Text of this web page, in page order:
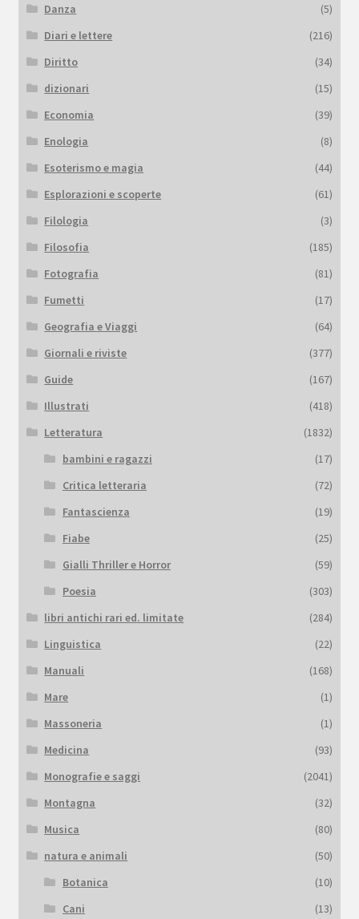
Danza
(5)
Diari e lettere
(216)
Diritto
(34)
dizionari
(15)
Economia
(39)
Enologia
(8)
Esoterismo e magia
(44)
Esplorazioni e scoperte
(61)
Filologia
(3)
Filosofia
(185)
Fotografia
(81)
Fumetti
(17)
Geografia e Viaggi
(64)
Giornali e riviste
(377)
Guide
(167)
Illustrati
(418)
Letteratura
(1832)
bambini e ragazzi
(17)
Critica letteraria
(72)
Fantascienza
(19)
Fiabe
(25)
Gialli Thriller e Horror
(59)
Poesia
(303)
libri antichi rari ed. limitate
(284)
Linguistica
(22)
Manuali
(168)
Mare
(1)
Massoneria
(1)
Medicina
(93)
Monografie e saggi
(2041)
Montagna
(32)
Musica
(80)
natura e animali
(50)
Botanica
(10)
Cani
(13)